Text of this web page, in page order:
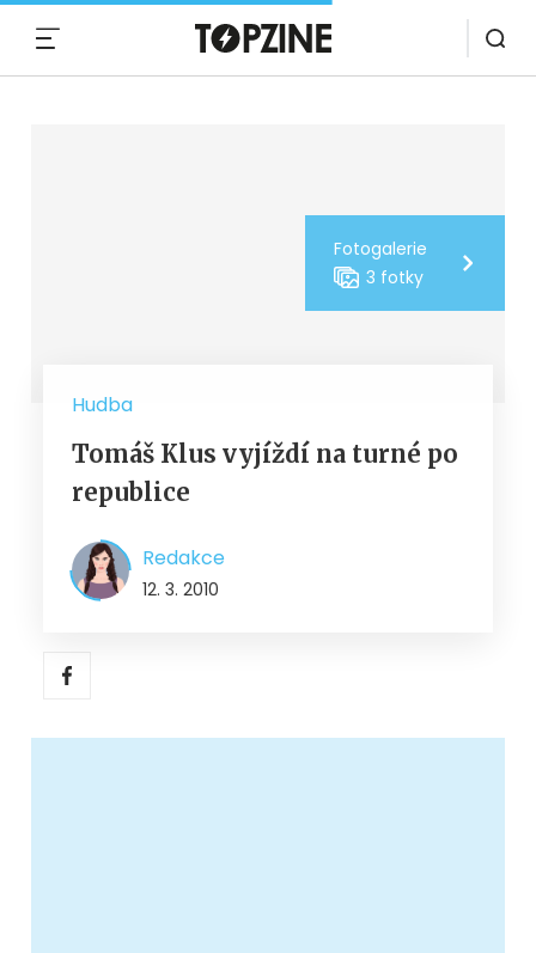
Fotogalerie
3 fotky
Hudba
Tomáš Klus vyjíždí na turné po
republice
Redakce
12. 3. 2010